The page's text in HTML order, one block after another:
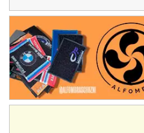
Baradero (Buenos Aires)
KDO - F6
Ciudad de Trenque Lauquen (Asfalto)
Trenque Lauquen (Buenos Aires)
ENTRERRIANO - F6 (POSTERGADA)
Parque de la Velocidad (Asfalto)
Villaguay (Entre Ríos)